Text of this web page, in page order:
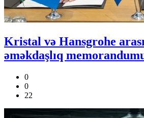
Kristal və Hansgrohe
əməkdaşlıq
0
0
22